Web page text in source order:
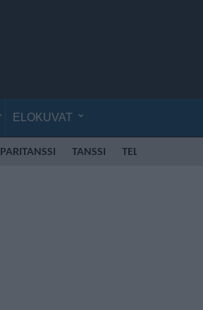
ELOKUVAT
PARITANSSI TANSSI TELEVISIO